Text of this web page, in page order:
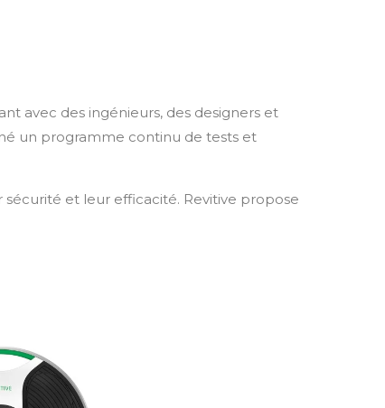
avec des ingénieurs, des designers et
un programme continu de tests et
sécurité et leur efficacité. Revitive propose